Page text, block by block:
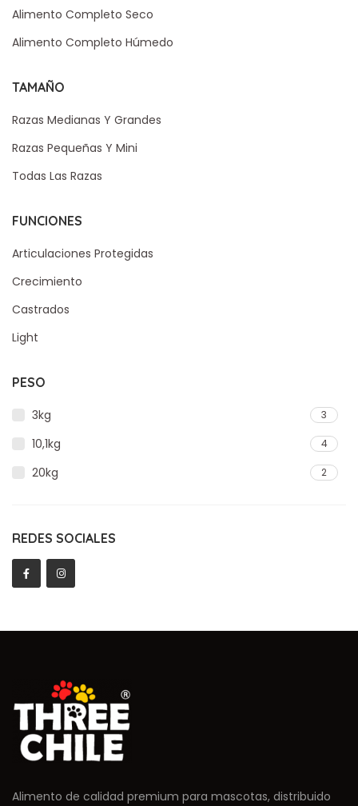
Alimento Completo Seco
Alimento Completo Húmedo
TAMAÑO
Razas Medianas Y Grandes
Razas Pequeñas Y Mini
Todas Las Razas
FUNCIONES
Articulaciones Protegidas
Crecimiento
Castrados
Light
PESO
3kg 3
10,1kg 4
20kg 2
REDES SOCIALES
Alimento de calidad premium para mascotas, distribuido